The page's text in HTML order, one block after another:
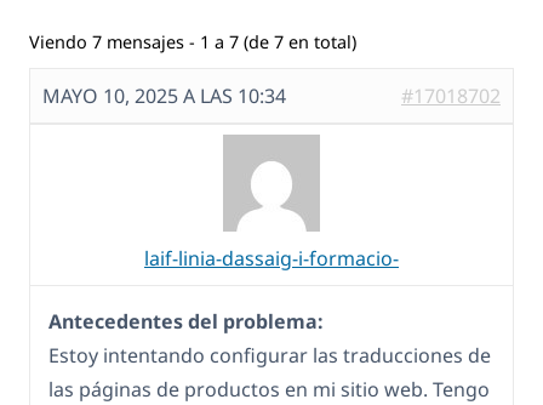
Viendo 7 mensajes - 1 a 7 (de 7 en total)
MAYO 10, 2025 A LAS 10:34 #17018702
laif-linia-dassaig-i-formacio-
Antecedentes del problema:
Estoy intentando configurar las traducciones de
las páginas de productos en mi sitio web. Tengo